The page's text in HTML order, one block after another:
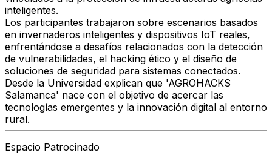
inteligentes.
Los participantes trabajaron sobre escenarios basados
en invernaderos inteligentes y dispositivos IoT reales,
enfrentándose a desafíos relacionados con la detección
de vulnerabilidades, el hacking ético y el diseño de
soluciones de seguridad para sistemas conectados.
Desde la Universidad explican que 'AGROHACKS
Salamanca' nace con el objetivo de acercar las
tecnologías emergentes y la innovación digital al entorno
rural.
Espacio Patrocinado